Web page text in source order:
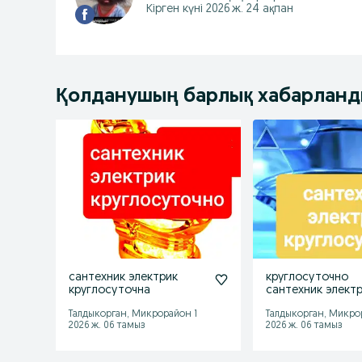
Кірген күні 2026 ж. 24 ақпан
Қолданушың барлық
сантехник электрик
круглосуточна
Талдыкорган, Микрорайон 1
2026 ж. 06 тамыз
круглосуточно
сантехник
Талдыкорган,
2026 ж. 06 тамыз